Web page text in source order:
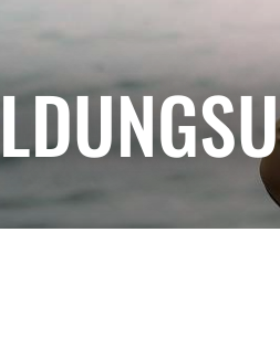
My Generation
Network
Frauen in Führung
Für Auszubildende